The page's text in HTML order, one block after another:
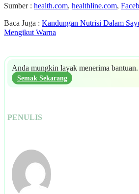
Sumber : health.com, healthline.com,
Baca Juga : Kandungan Nutrisi Dalam
Mengikut Warna
Anda mungkin layak menerima bantuan.
Semak Sekarang
PENULIS